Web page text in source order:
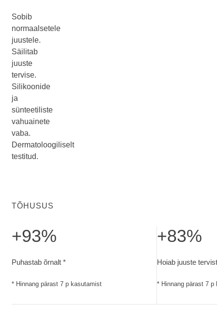
Sobib
normaalsetele
juustele.
Säilitab
juuste
tervise.
Silikoonide
ja
sünteetiliste
vahuainete
vaba.
Dermatoloogiliselt
testitud.
TÕHUSUS
+93%
Puhastab õrnalt *
* Hinnang pärast 7 p kasutamist
+83%
Hoiab juuste
* Hinnang pärast 7 p